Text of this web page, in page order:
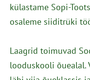
külastame Sopi-
osaleme siiditrüki
Laagrid toimuvad
looduskooli õuealal.